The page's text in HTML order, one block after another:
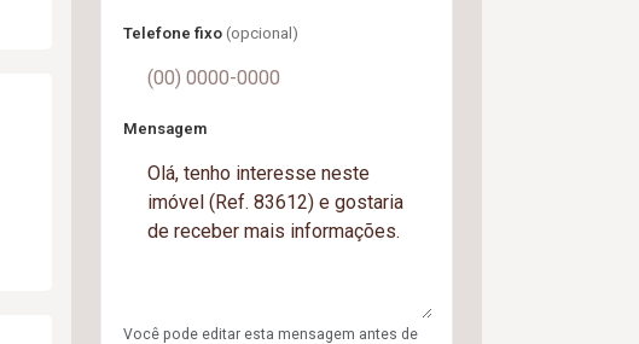
Telefone fixo (opcional)
Mensagem
Você pode editar esta mensagem antes de